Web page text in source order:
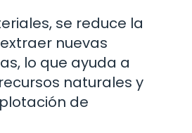
se reduce la
nuevas
lo que ayuda a
naturales y
de